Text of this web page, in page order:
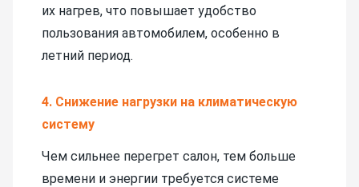
их нагрев, что повышает удобство
пользования автомобилем, особенно в
летний период.
4. Снижение нагрузки на климатическую
систему
Чем сильнее перегрет салон, тем больше
времени и энергии требуется системе